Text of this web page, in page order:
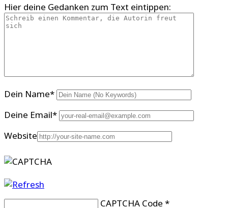
Hier deine Gedanken zum Text eintippen:
Dein Name*
Deine Email*
Website
CAPTCHA Code *